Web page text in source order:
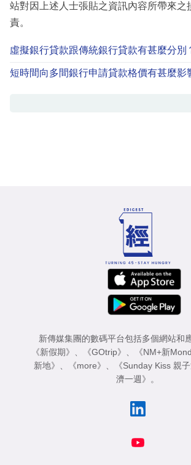
站對因上述人士張貼之資訊內容所帶來之
責。
虛擬銀行貸款跟傳統銀行貸款有甚麼分別
短時間向多間銀行申請貸款格價有甚麼影
新傳媒集團的數碼平台包括多個網站和
《新假期》
《GOtrip》 《NM+新
新地》
《more》 《Sunday Kiss 親子
濟一週》
。